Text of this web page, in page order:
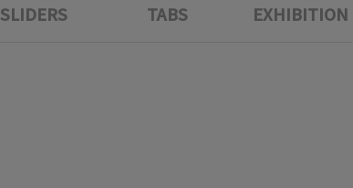
SLIDERS TABS EXHIBITION